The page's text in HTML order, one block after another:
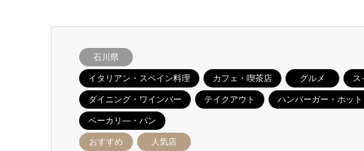
石川県
イタリアン・スペイン料理 カフェ・喫茶店 グルメ ス
ダイニング・ワインバー テイクアウト ハンバーガー・ホッ
ベーカリ―・パン
おすすめ 人気店